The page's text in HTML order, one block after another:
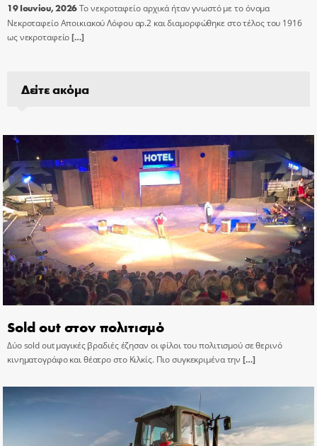
19 Ιουνίου, 2026Το νεκροταφείο αρχικά ήταν γνωστό με το όνομα
Νεκροταφείο Αποικιακού Λόφου αρ.2 και διαμορφώθηκε στο τέλος του 1916
ως νεκροταφείο[…]
Δείτε ακόμα
Sold out στον πολιτισμό
Δύο sold out μαγικές βραδιές έζησαν οι φίλοι του πολιτισμού σε θερινό
κινηματογράφο και θέατρο στο Κιλκίς. Πιο συγκεκριμένα την […]